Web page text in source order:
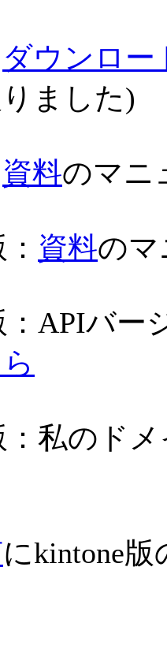
ダウンロー
ました)
資料のマニ
資料のマ
：APIバ
：私のド
にkintone